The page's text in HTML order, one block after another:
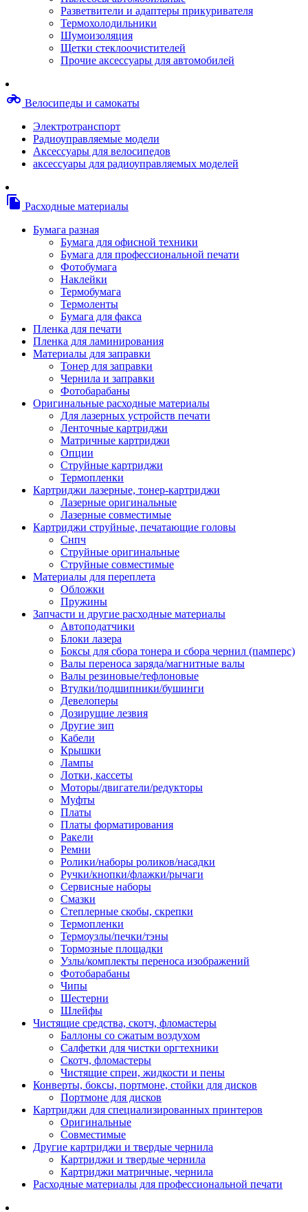
Степлерные скобы, скрепки
Термопленки
Термоузлы/печки/тэны
Тормозные площадки
Узлы/комплекты переноса изображений
Шлейфы
Баллоны со сжатым воздухом
Салфетки для чистки оргтехники
Скотч, фломастеры
Чистящие спреи, жидкости и пены
Картриджи для специализированных
Другие картриджи и твердые чернила
Картриджи и твердые чернила
Картриджи матричные, чернила
Расходные материалы для профессиональной
печати
Электрика
Изделия для прокладки кабеля и
Арматура кабельная/изоляционные
материалы
Гильза соединительная для
алюминиевых проводников под
опрессовку
проводников под опрессовку
Гильза соединительная со
болтами
Заглушка термоусадочная
ответвительный
Муфта кабельная концевая
Муфта кабельная соединительная
Наконечник быстроразмыкаемый
Наконечник кабельный со
Наконечник кабельный трубчатый
медных проводников
Наконечник обжимной кабельный
медных проводников
din 46236
Наконечник-гильза для медных
проводников
Пружина постоянного давления
Сжим ответвительный,
Ящик для хранения инструмента и
Анкер болтовой
Болт анкерный
Болт с т-образной головкой
Болт с шестигранной головкой
Винт с кольцом
Гайка длинная
Гайка скользящая
Гайка стопорная
Лента монтажная
Основание монтажное для
стяжек и элементов
Растворитель
Саморез
Саморез по дереву
Скоба такелажная, шакл
Стержень резьбовой
Хомут резьбовой u-образной
(стремянка)
Шайба
Шпилька резьбовая
Разветвители и адаптеры прикуривателя
Термохолодильники
Шумоизоляция
Щетки стеклоочистителей
Прочие аксессуары для автомобилей
motorcycle Велосипеды и самокаты
Электротранспорт
Радиоуправляемые модели
Аксессуары для велосипедов
аксессуары для радиоуправляемых моделей
file_copy Расходные материалы
Бумага разная
Бумага для офисной техники
Бумага для профессиональной печати
Фотобумага
Наклейки
Термобумага
Термоленты
Бумага для факса
Пленка для печати
Пленка для ламинирования
Материалы для заправки
Тонер для заправки
Чернила и заправки
Фотобарабаны
Оригинальные расходные материалы
Для лазерных устройств печати
Ленточные картриджи
Матричные картриджи
Опции
Струйные картриджи
Термопленки
Картриджи лазерные, тонер-картриджи
Лазерные оригинальные
Лазерные совместимые
Картриджи струйные, печатающие головы
Снпч
Струйные оригинальные
Струйные совместимые
Материалы для переплета
Обложки
Пружины
Запчасти и другие расходные материалы
Автоподатчики
Блоки лазера
Боксы для сбора тонера и сбора чернил (памперс)
Валы переноса заряда/магнитные валы
Валы резиновые/тефлоновые
Втулки/подшипники/бушинги
Девелоперы
Дозирущие лезвия
Другие зип
Кабели
Крышки
Лампы
Лотки, кассеты
Моторы/двигатели/редукторы
Муфты
Платы
Платы форматирования
Ракели
Ремни
Ролики/наборы роликов/насадки
Ручки/кнопки/флажки/рычаги
Сервисные наборы
Смазки
Степлерные скобы, скрепки
Термопленки
Термоузлы/печки/тэны
Тормозные площадки
Узлы/комплекты переноса изображений
Фотобарабаны
Чипы
Шестерни
Шлейфы
Чистящие средства, скотч, фломастеры
Баллоны со сжатым воздухом
Салфетки для чистки оргтехники
Скотч, фломастеры
Чистящие спреи, жидкости и пены
Конверты, боксы, портмоне, стойки для дисков
Портмоне для дисков
Картриджи для специализированных принтеров
Оригинальные
Совместимые
Другие картриджи и твердые чернила
Картриджи и твердые чернила
Картриджи матричные, чернила
Расходные материалы для профессиональной печати